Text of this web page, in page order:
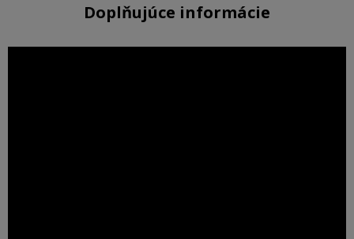
Doplňujúce informácie